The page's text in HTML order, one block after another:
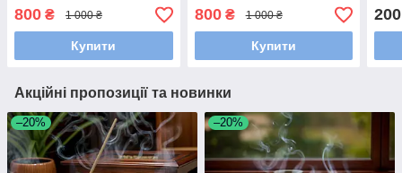
800 ₴ 1 000 ₴
Купити
800₴ 1 000 ₴
Купити
200
Акційні пропозиції та новинки
–20% –20%